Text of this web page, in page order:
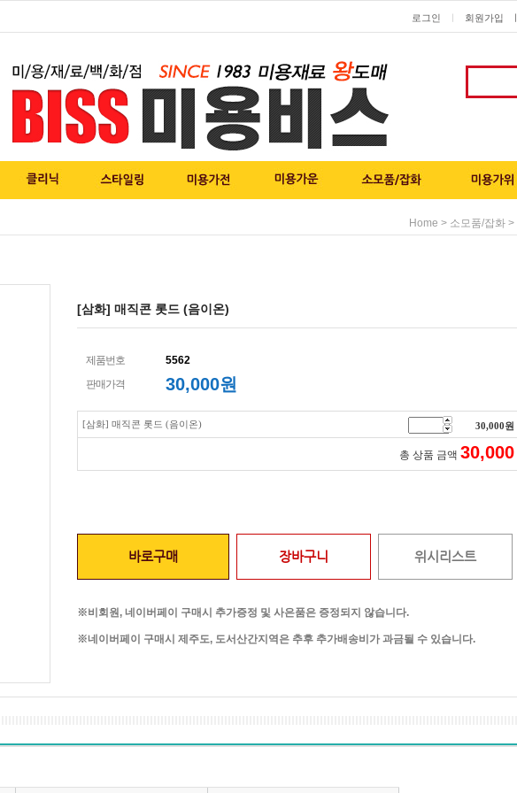
로그인 회원가입 ㅣ
Home > 소모품/잡화>
[삼화] 매직콘 롯드 (음이온)
제품번호
5562
판매가격
30,000원
[삼화] 매직콘 롯드 (음이온) 30,000원
총 상품 금액 30,000
바로구매 장바구니 위시리스트
※비회원, 네이버페이 구매시 추가증정 및 사은품은 증정되지 않습니다.
※네이버페이 구매시 제주도, 도서산간지역은 추후 추가배송비가 과금될 수 있습니다.